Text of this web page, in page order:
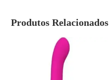
Produtos Relacionados